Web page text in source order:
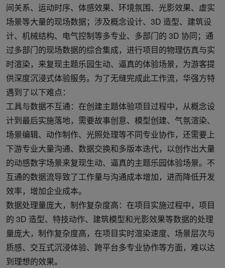
间关系、运动时序、体感效果、环境氛围、光影效果、虚实
场景等大量的现场数据；涉及概念设计、3D 造型、建筑设
计、机械结构、电气控制等多专业、多部门的 3D 协同；通
过多部门的现场数据的综合集成，进行项目的物理仿真与实
时渲染，来复现主题乐园生动、逼真的体验场景，为游客提
供深度沉浸式体验服务。为了无缝完成此工作流，华强方特
遇到了以下难点：
工具与数据不互通：在创建主题体验项目过程中，从概念设
计到最后实施落地，需要故事创意、模型创建、气氛渲染、
场景编辑、动作制作、光照处理等不同专业协作，还需要上
下游专业大量沟通、数据交换和多版本迭代，以创作出大量
的动感数字场景来复现生动、逼真的主题乐园体验场景。不
互通的数据流导致了工作量与沟通成本增加，进而降低开发
效率，增加企业成本。
数据处理量庞大，制作复杂度高：在项目实施过程中，项目
的 3D 造型、特技动作、建筑模型和光影效果等数据的处理
量庞大，制作复杂度高，在项目实时渲染速度、场景层次与
质感、交互式沉浸体验、跨平台多专业协作等方面，难以达
到理想的效果。